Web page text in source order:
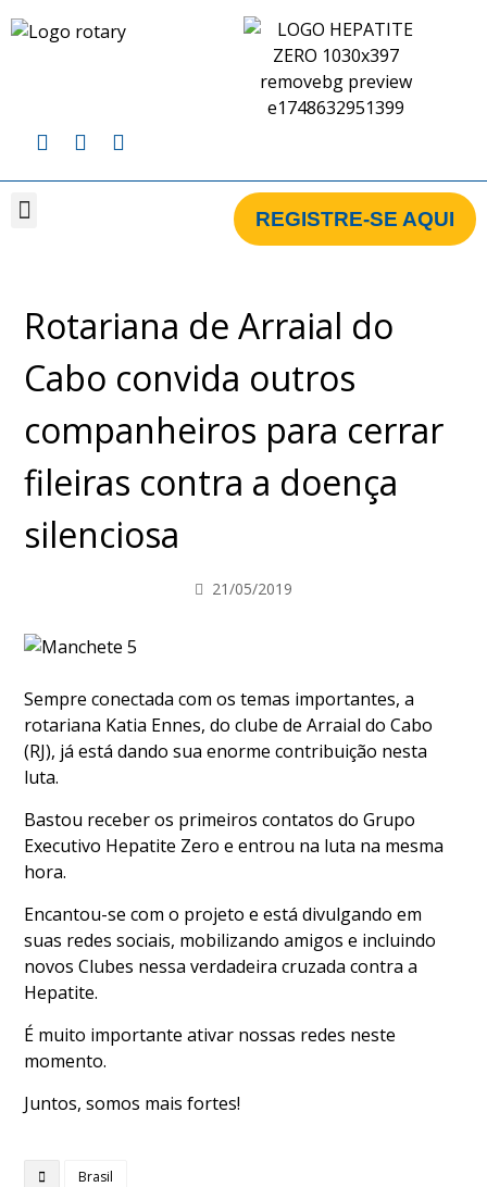
REGISTRE-SE AQUI
Rotariana de Arraial do
Cabo convida outros
companheiros para cerrar
fileiras contra a doença
silenciosa
21/05/2019
Sempre conectada com os temas importantes, a
rotariana Katia Ennes, do clube de Arraial do Cabo
(RJ), já está dando sua enorme contribuição nesta
luta.
Bastou receber os primeiros contatos do Grupo
Executivo Hepatite Zero e entrou na luta na mesma
hora.
Encantou-se com o projeto e está divulgando em
suas redes sociais, mobilizando amigos e incluindo
novos Clubes nessa verdadeira cruzada contra a
Hepatite.
É muito importante ativar nossas redes neste
momento.
Juntos, somos mais fortes!
Brasil